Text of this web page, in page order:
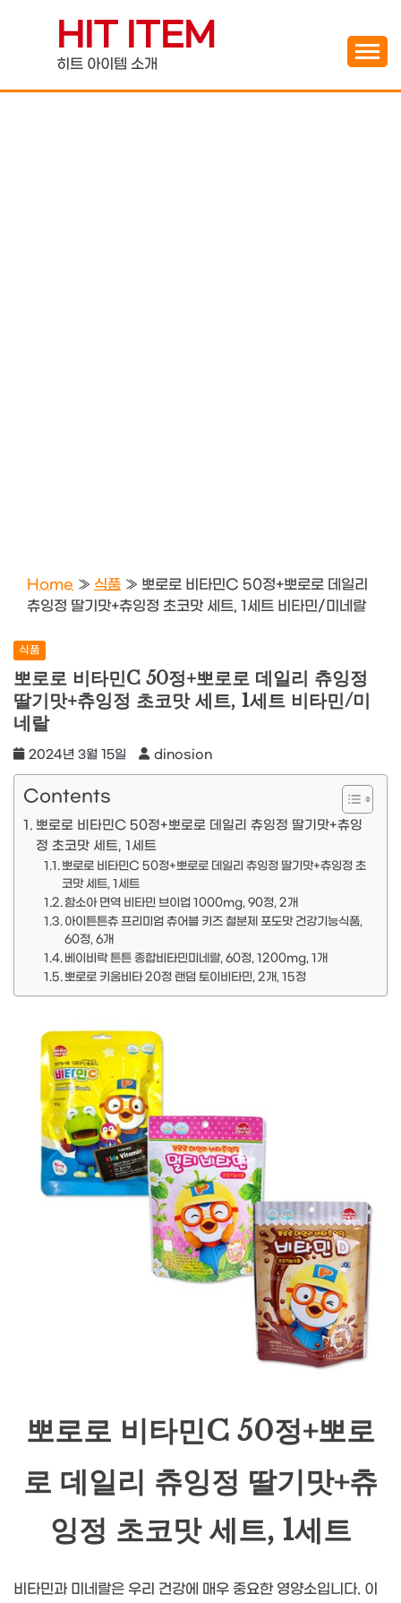
contentHIT ITEM
히트 아이템 소개
Home » 식품 » 뽀로로 비타민C 50정+뽀로로 데일리
츄잉정 딸기맛+츄잉정 초코맛 세트, 1세트 비타민/미네랄
식품
뽀로로 비타민C 50정+뽀로로 데일리 츄잉정
딸기맛+츄잉정 초코맛 세트, 1세트 비타민/미
네랄
2024년 3월 15일 dinosion
Contents
뽀로로 비타민C 50정+뽀로로 데일리 츄잉정 딸기맛+츄잉
정 초코맛 세트, 1세트
뽀로로 비타민C 50정+뽀로로 데일리 츄잉정 딸기맛+츄잉정 초
코맛 세트, 1세트
함소아 면역 비타민 브이업 1000mg, 90정, 2개
아이튼튼츄 프리미엄 츄어블 키즈 철분제 포도맛 건강기능식품,
60정, 6개
베이비락 튼튼 종합비타민미네랄, 60정, 1200mg, 1개
뽀로로 키움비타 20정 랜덤 토이비타민, 2개, 15정
뽀로로 비타민C 50정+뽀로
로 데일리 츄잉정 딸기맛+츄
잉정 초코맛 세트, 1세트
비타민과 미네랄은 우리 건강에 매우 중요한 영양소입니다. 이